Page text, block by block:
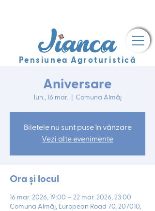
Pensiunea Agroturistică
Aniversare
lun., 16 mar. Comuna Almăj
Biletele nu sunt puse în vânzare
Vezi alte evenimente
Ora și locul
16 mar. 2026, 19:00 – 22 mar. 2026, 23:00
Comuna Almăj, European Road 70, 207010,